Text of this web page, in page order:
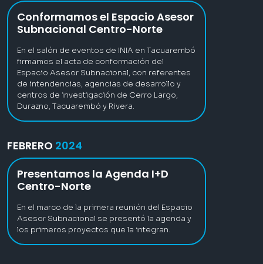
Conformamos el Espacio Asesor
Subnacional Centro-Norte
En el salón de eventos de INIA en Tacuarembó
firmamos el acta de conformación del
Espacio Asesor Subnacional, con referentes
de intendencias, agencias de desarrollo y
centros de investigación de Cerro Largo,
Durazno, Tacuarembó y Rivera.
FEBRERO 2024
Presentamos la Agenda I+D
Centro-Norte
En el marco de la primera reunión del Espacio
Asesor Subnacional se presentó la agenda y
los primeros proyectos que la integran.